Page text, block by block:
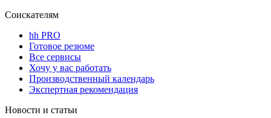
Соискателям
hh PRO
Готовое резюме
Все сервисы
Хочу у вас работать
Производственный календарь
Экспертная рекомендация
Новости и статьи